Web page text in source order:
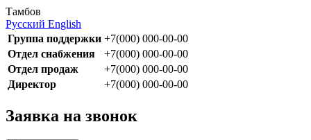
Тамбов
Русский English
Группа поддержки +7(000) 000-00-00
Отдел снабжения
+7(000) 000-00-00
Отдел продаж
+7(000) 000-00-00
Директор
+7(000) 000-00-00
Заявка на звонок